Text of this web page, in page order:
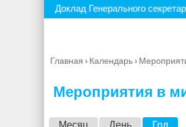
Доклад Генерального
Вы
Главная › Календарь›
Мероприятия в